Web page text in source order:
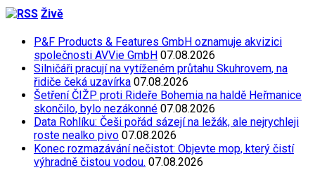
Živě
P&F Products & Features GmbH oznamuje akvizici
společnosti AVVie GmbH 07.08.2026
Silničáři pracují na vytíženém průtahu Skuhrovem, na
řidiče čeká uzavírka 07.08.2026
Šetření ČIŽP proti Rideře Bohemia na haldě Heřmanice
skončilo, bylo nezákonné 07.08.2026
Data Rohlíku: Češi pořád sázejí na ležák, ale nejrychleji
roste nealko pivo 07.08.2026
Konec rozmazávání nečistot: Objevte mop, který čistí
výhradně čistou vodou. 07.08.2026